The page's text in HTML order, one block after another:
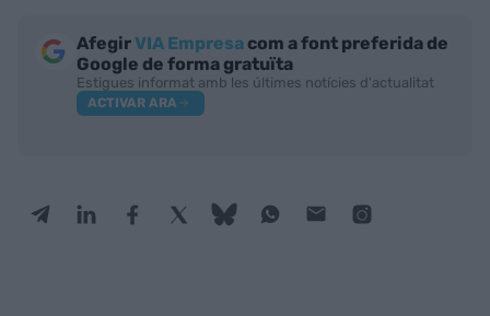
AfegirVIA Empresa com a font preferida de
Google de forma gratuïta
Estigues informat amb les últimes notícies d'actualitat
ACTIVAR ARA